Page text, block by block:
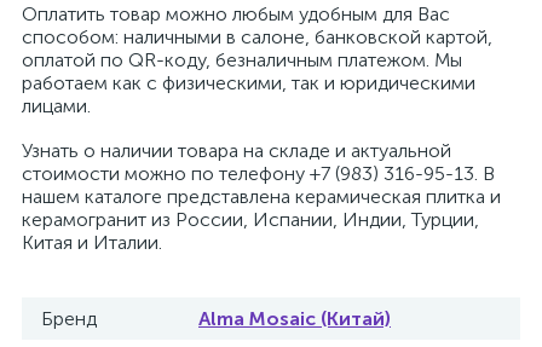
Оплатить товар можно любым удобным для Вас
способом: наличными в салоне, банковской картой,
оплатой по QR-коду, безналичным платежом. Мы
работаем как с физическими, так и юридическими
лицами.
Узнать о наличии товара на складе и актуальной
стоимости можно по телефону +7 (983) 316-95-13. В
нашем каталоге представлена керамическая плитка и
керамогранит из России, Испании, Индии, Турции,
Китая и Италии.
Бренд Alma Mosaic (Китай)